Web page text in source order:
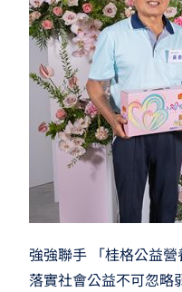
強強聯手 「桂格公益
落實社會公益不可忽略